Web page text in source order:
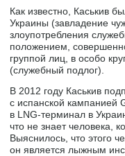
Как известно, Каськив
Украины (завладение
злоупотребления
положением,
группой лиц, в особо
(служебный подлог).
В 2012 году Каськив
с испанской кампанией
в LNG-терминал в
что не знает человека,
Выяснилось, что этого
он является лыжным